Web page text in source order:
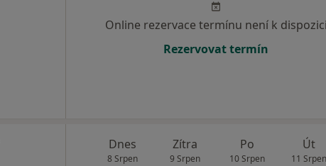
Online rezervace termínu není k dispozici
Rezervovat termín
Dnes
8 Srpen
Zítra
9 Srpen
Po
10 Srpen
Út
11 Srpen